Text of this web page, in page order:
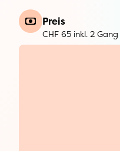
Preis
CHF 65 inkl. 2